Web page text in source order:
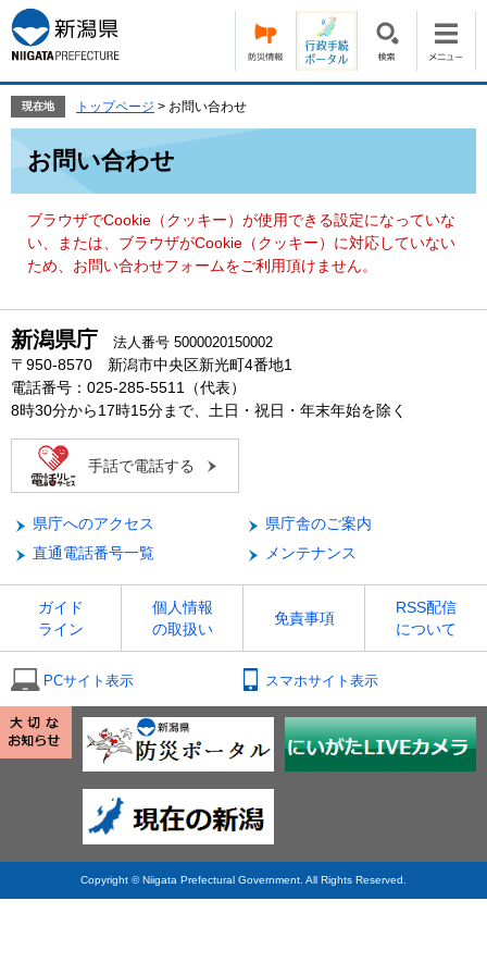
ー
ジ
の
頭
す。
ニ
ュ
ー
飛
て
現在地 トップページ > お問い合わせ
お問い合わせ
ブラウザでCookie（クッキー）が使用できる設定になっていな
い、または、ブラウザがCookie（クッキー）に対応していない
ため、お問い合わせフォームをご利用頂けません。
新潟県庁 法人番号 5000020150002
〒950-8570 新潟市中央区新光町4番地1
電話番号：025-285-5511（代表）
8時30分から17時15分まで、土日・祝日・年末年始を除く
手話で電話する
県庁へのアクセス
県庁舎のご案内
直通電話番号一覧
メンテナンス
ガイド
ライン
個人情報
の取扱い
免責事項
RSS配信
について
PCサイト表示 スマホサイト表示
Copyright © Niigata Prefectural Government. All Rights Reserved.